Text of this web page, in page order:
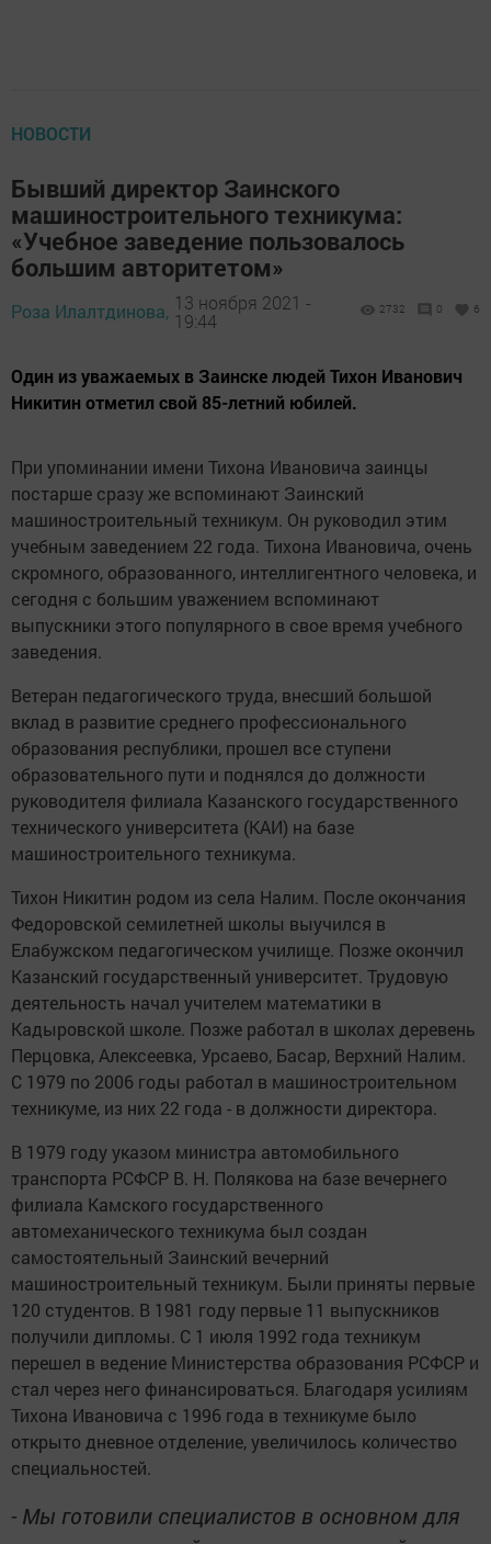
НОВОСТИ
Бывший директор Заинского
машиностроительного техникума:
«Учебное заведение пользовалось
большим авторитетом»
Роза Илалтдинова, 13 ноября 2021 -
19:44
2732 0 6
Один из уважаемых в Заинске людей Тихон Иванович
Никитин отметил свой 85-летний юбилей.
При упоминании имени Тихона Ивановича заинцы
постарше сразу же вспоминают Заинский
машиностроительный техникум. Он руководил этим
учебным заведением 22 года. Тихона Ивановича, очень
скромного, образованного, интеллигентного человека, и
сегодня с большим уважением вспоминают
выпускники этого популярного в свое время учебного
заведения.
Ветеран педагогического труда, внесший большой
вклад в развитие среднего профессионального
образования республики, прошел все ступени
образовательного пути и поднялся до должности
руководителя филиала Казанского государственного
технического университета (КАИ) на базе
машиностроительного техникума.
Тихон Никитин родом из села Налим. После окончания
Федоровской семилетней школы выучился в
Елабужском педагогическом училище. Позже окончил
Казанский государственный университет. Трудовую
деятельность начал учителем математики в
Кадыровской школе. Позже работал в школах деревень
Перцовка, Алексеевка, Урсаево, Басар, Верхний Налим.
С 1979 по 2006 годы работал в машиностроительном
техникуме, из них 22 года - в должности директора.
В 1979 году указом министра автомобильного
транспорта РСФСР В. Н. Полякова на базе вечернего
филиала Камского государственного
автомеханического техникума был создан
самостоятельный Заинский вечерний
машиностроительный техникум. Были приняты первые
120 студентов. В 1981 году первые 11 выпускников
получили дипломы. С 1 июля 1992 года техникум
перешел в ведение Министерства образования РСФСР и
стал через него финансироваться. Благодаря усилиям
Тихона Ивановича с 1996 года в техникуме было
открыто дневное отделение, увеличилось количество
специальностей.
- Мы готовили специалистов в основном для